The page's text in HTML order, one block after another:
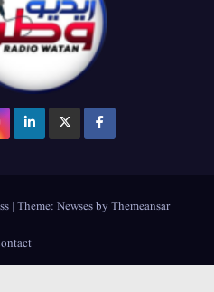
|Theme:NewsesbyThemeansar